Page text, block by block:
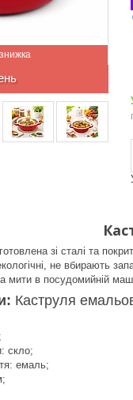
зі сталі та
не вбирають
в посудомийній
Каструля
скло;
емаль;